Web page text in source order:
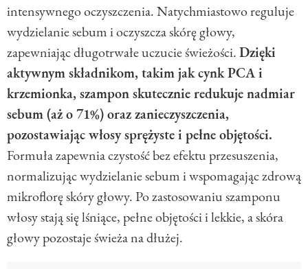
intensywnego oczyszczenia. Natychmiastowo reguluje
wydzielanie sebum i oczyszcza skórę głowy,
zapewniając długotrwałe uczucie świeżości.Dzięki
aktywnym składnikom, takim jak cynk PCA i
krzemionka, szampon skutecznie redukuje nadmiar
sebum (aż o 71%) oraz zanieczyszczenia,
pozostawiając włosy sprężyste i pełne objętości.
Formuła zapewnia czystość bez efektu przesuszenia,
normalizując wydzielanie sebum i wspomagając zdrową
mikroflorę skóry głowy. Po zastosowaniu szamponu
włosy stają się lśniące, pełne objętości i lekkie, a skóra
głowy pozostaje świeża na dłużej.